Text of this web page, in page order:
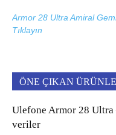
Armor 28 Ultra Amiral
Tıklayın
ÖNE ÇIKAN
Ulefone Armor 28 Ultra
veriler